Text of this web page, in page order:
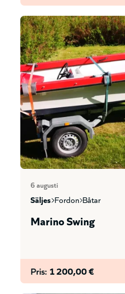
6 augusti
säljes fordon båtar
Marino Swing
Pris: 1 200,00 €